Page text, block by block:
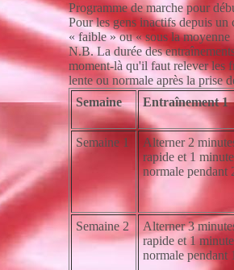
Programme de marche pour
Pour les gens inactifs depuis
« faible » ou « sous la moyenne
N.B. La durée des
moment-là qu'il faut relever les
lente ou normale après la prise
Semaine
Entraînement 1
Semaine 1
Alterner 2
rapide et 1
normale pendant
Semaine 2
Alterner 3
rapide et 1
normale pendant